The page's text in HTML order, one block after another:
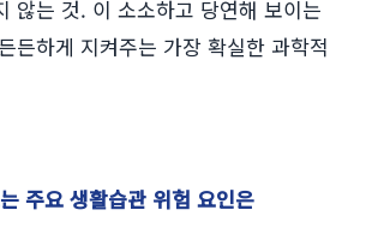
않는 것. 이 소소하고 당연해 보이는
든하게 지켜주는 가장 확실한 과학적
주요 생활습관 위험 요인은